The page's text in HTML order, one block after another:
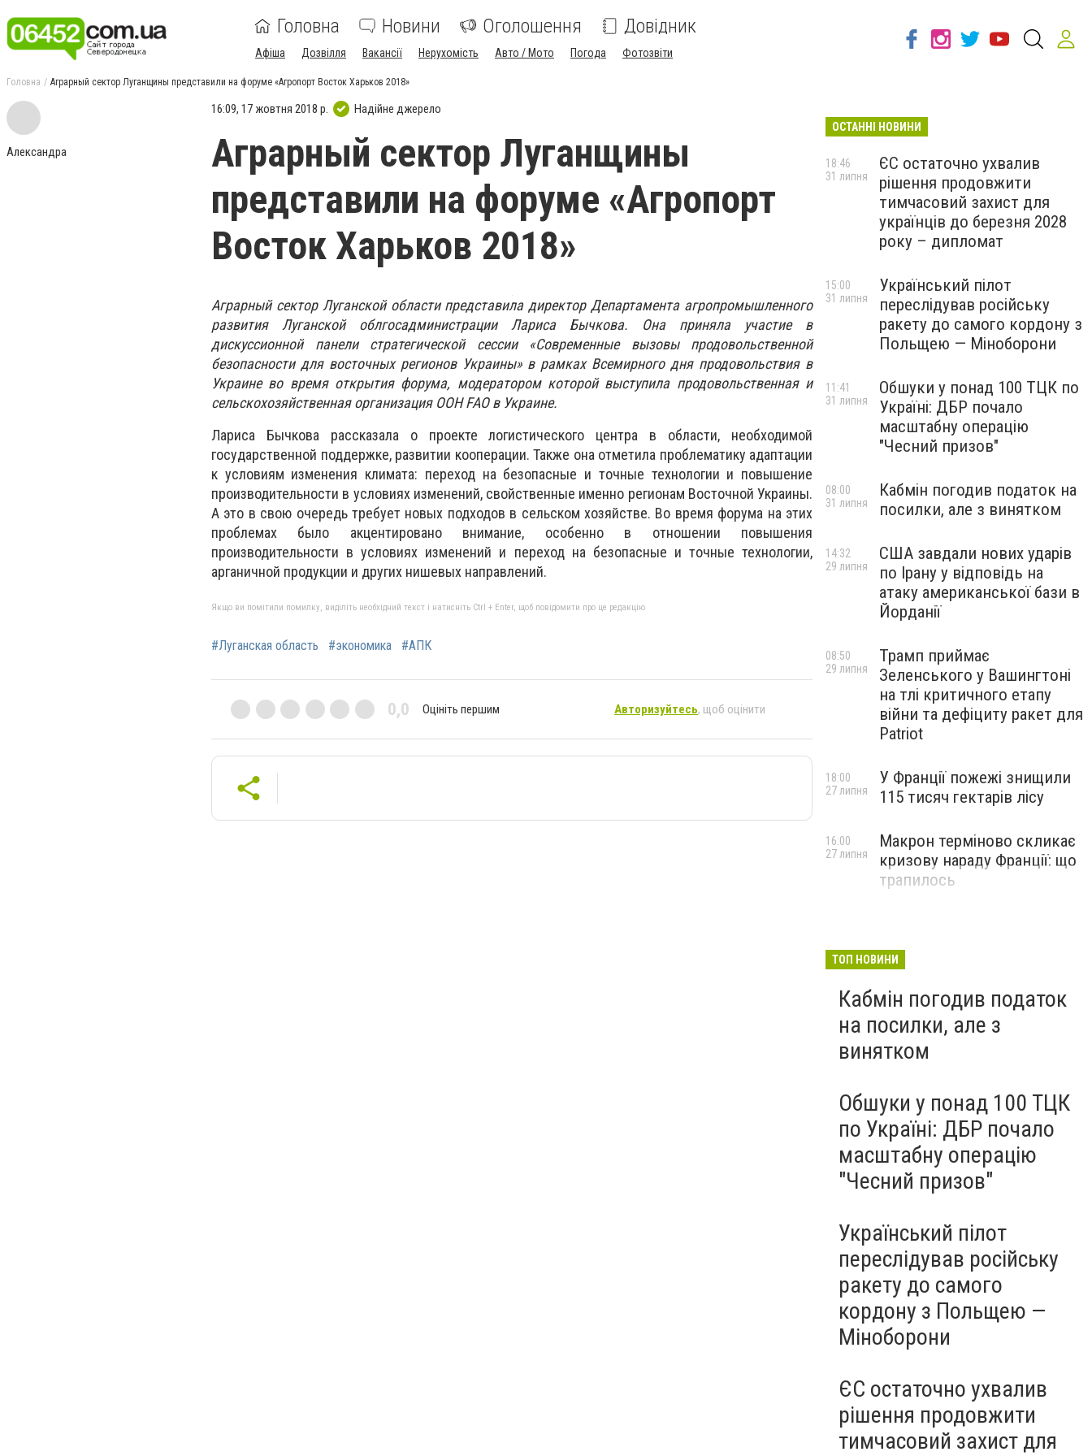
Головна Новини Оголошення Довідник
Афіша Дозвілля Вакансії Нерухомість Авто / Мото Погода Фотозвіти
Головна Аграрный сектор Луганщины представили на форуме «Агропорт Восток Харьков 2018»
Александра
16:09, 17 жовтня 2018 р. Надійне джерело
Аграрный сектор Луганщины
представили на форуме «Агропорт
Восток Харьков 2018»
Аграрный сектор Луганской области представила директор Департамента агропромышленного
развития Луганской облгосадминистрации Лариса Бычкова. Она приняла участие в
дискуссионной панели стратегической сессии «Современные вызовы продовольственной
безопасности для восточных регионов Украины» в рамках Всемирного дня продовольствия в
Украине во время открытия форума, модератором которой выступила продовольственная и
сельскохозяйственная организация ООН FAO в Украине.
Лариса Бычкова рассказала о проекте логистического центра в области, необходимой
государственной поддержке, развитии кооперации. Также она отметила проблематику адаптации
к условиям изменения климата: переход на безопасные и точные технологии и повышение
производительности в условиях изменений, свойственные именно регионам Восточной Украины.
А это в свою очередь требует новых подходов в сельском хозяйстве. Во время форума на этих
проблемах было акцентировано внимание, особенно в отношении повышения
производительности в условиях изменений и переход на безопасные и точные технологии,
арганичной продукции и других нишевых направлений.
Якщо ви помітили помилку, виділіть необхідний текст і натисніть Ctrl + Enter, щоб повідомити про це редакцію
#Луганская область #экономика #АПК
0,0 Оцініть першим Авторизуйтесь, щоб оцінити
ОСТАННІ НОВИНИ
ЄС остаточно ухвалив
рішення продовжити
тимчасовий захист для
українців до березня 2028
року – дипломат
18:46
31 липня
Український пілот
переслідував російську
ракету до самого кордону з
Польщею — Міноборони
15:00
31 липня
Обшуки у понад 100 ТЦК по
Україні: ДБР почало
масштабну операцію
"Чесний призов"
11:41
31 липня
Кабмін погодив податок на
посилки, але з винятком
08:00
31 липня
США завдали нових ударів
по Ірану у відповідь на
атаку американської бази в
Йорданії
14:32
29 липня
Трамп приймає
Зеленського у Вашингтоні
на тлі критичного етапу
війни та дефіциту ракет для
Patriot
08:50
29 липня
У Франції пожежі знищили
115 тисяч гектарів лісу
18:00
27 липня
Макрон терміново скликає
кризову нараду Франції: що
трапилось
16:00
27 липня
ТОП НОВИНИ
Кабмін погодив податок
на посилки, але з
винятком
Обшуки у понад 100 ТЦК
по Україні: ДБР почало
масштабну операцію
"Чесний призов"
Український пілот
переслідував російську
ракету до самого
кордону з Польщею —
Міноборони
ЄС остаточно ухвалив
рішення продовжити
тимчасовий захист для